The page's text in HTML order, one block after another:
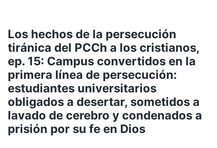
Los hechos de la persecución
tiránica del PCCh a los cristianos,
ep. 15: Campus convertidos en la
primera línea de persecución:
estudiantes universitarios
obligados a desertar, sometidos a
lavado de cerebro y condenados a
prisión por su fe en Dios